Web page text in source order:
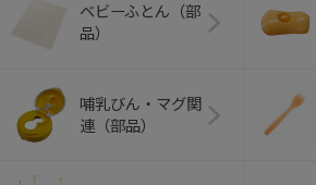
ベビーふとん（部
品）
哺乳びん・マグ関
連（部品）